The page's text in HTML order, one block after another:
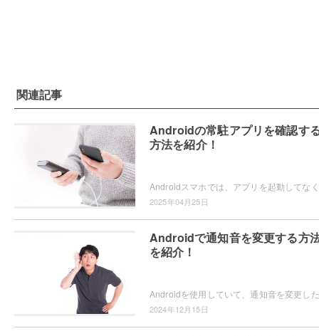
関連記事
Androidの常駐アプリを確認す
方法を紹介！
2025年04月25日
Androidで通知音を変更する方
を紹介！
2024年12月15日